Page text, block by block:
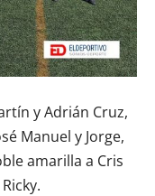
y Adrián Cruz,
Manuel y Jorge,
amarilla a Cris